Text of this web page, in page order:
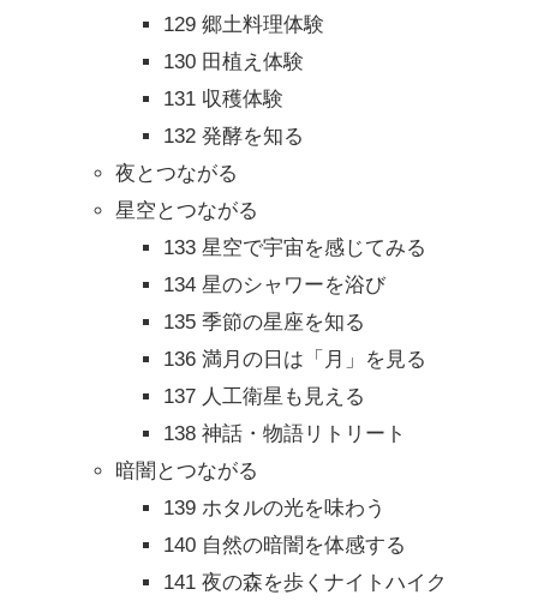
129 郷土料理体験
130 田植え体験
131 収穫体験
132 発酵を知る
夜とつながる
星空とつながる
133 星空で宇宙を感じてみる
134 星のシャワーを浴び
135 季節の星座を知る
136 満月の日は「月」を見る
137 人工衛星も見える
138 神話・物語リトリート
暗闇とつながる
139 ホタルの光を味わう
140 自然の暗闇を体感する
141 夜の森を歩くナイトハイク